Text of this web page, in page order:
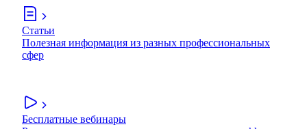
Статьи
Полезная информация из разных профессиональных
сфер
Бесплатные вебинары